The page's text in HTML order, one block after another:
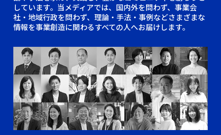
しています。当メディアでは、国内外を問わず、事業会
社・地域行政を問わず、理論・手法・事例などさまざまな
情報を事業創造に関わるすべての人へお届けします。